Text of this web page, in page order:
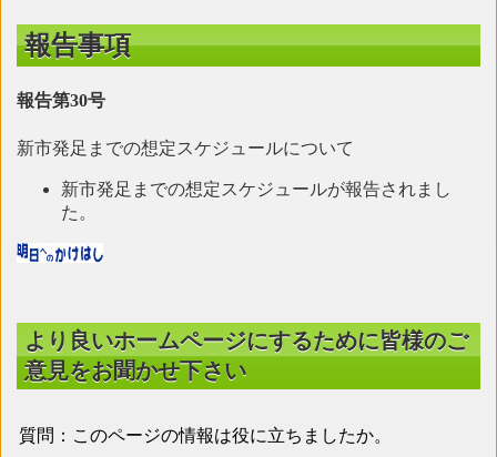
報告事項
報告第30号
新市発足までの想定スケジュールについて
新市発足までの想定スケジュールが報告されまし
た。
より良いホームページにするために皆様のご
意見をお聞かせ下さい
質問：このページの情報は役に立ちましたか。